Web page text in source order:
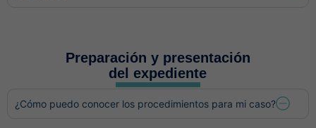
Preparación y presentación
del expediente
¿Cómo puedo conocer los procedimientos para mi caso?